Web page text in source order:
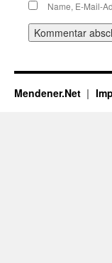
Name, E-Mail-
Mendener.Net